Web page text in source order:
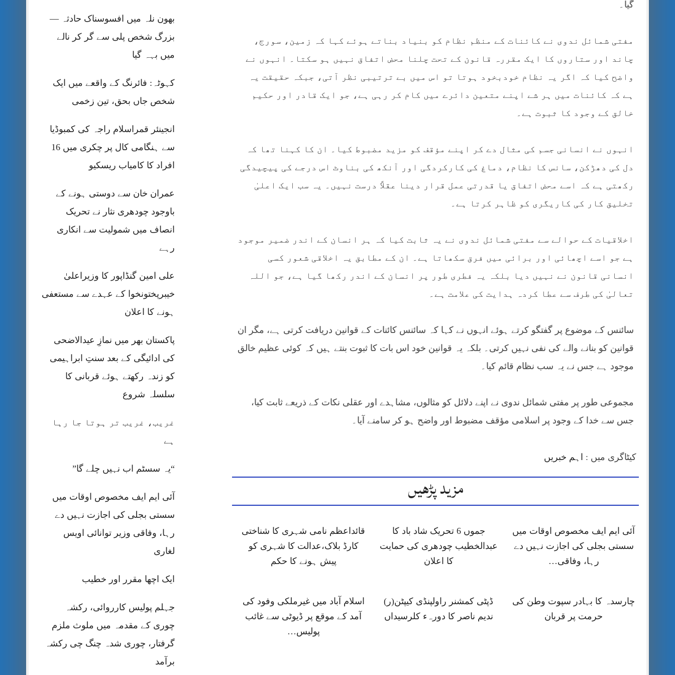
بھون نلہ میں افسوسناک حادثہ —
بزرگ شخص پلی سے گر کر نالے
میں بہہ گیا
کہوٹہ: فائرنگ کے واقعے میں ایک
شخص جاں بحق، تین زخمی
انجینئر قمراسلام راجہ کی کمبوڈیا
سے ہنگامی کال پر چکری میں 16
افراد کا کامیاب ریسکیو
عمران خان سے دوستی ہونے کے
باوجود چودھری نثار نے تحریک
انصاف میں شمولیت سے انکاری
رہے
علی امین گنڈاپور کا وزیراعلیٰ
خیبرپختونخوا کے عہدے سے مستعفی
ہونے کا اعلان
پاکستان بھر میں نمازِ عیدالاضحی
کی ادائیگی کے بعد سنتِ ابراہیمی
کو زندہ رکھتے ہوئے قربانی کا
سلسلہ شروع
غریب، غریب تر ہوتا جا رہا
ہے
“یہ سسٹم اب نہیں چلے گا”
آئی ایم ایف مخصوص اوقات میں
سستی بجلی کی اجازت نہیں دے
رہا، وفاقی وزیر توانائی اویس
لغاری
ایک اچھا مقرر اور خطیب
جہلم پولیس کارروائی، رکشہ
چوری کے مقدمہ میں ملوث ملزم
گرفتار، چوری شدہ چنگ چی رکشہ
برآمد
گیا۔
مفتی شمائل ندوی نے کائنات کے منظم نظام کو بنیاد بناتے ہوئے کہا کہ زمین، سورج،
چاند اور ستاروں کا ایک مقررہ قانون کے تحت چلنا محض اتفاق نہیں ہو سکتا۔ انہوں نے
واضح کیا کہ اگر یہ نظام خودبخود ہوتا تو اس میں بے ترتیبی نظر آتی، جبکہ حقیقت یہ
ہے کہ کائنات میں ہر شے اپنے متعین دائرے میں کام کر رہی ہے، جو ایک قادر اور حکیم
خالق کے وجود کا ثبوت ہے۔
انہوں نے انسانی جسم کی مثال دے کر اپنے مؤقف کو مزید مضبوط کیا۔ ان کا کہنا تھا کہ
دل کی دھڑکن، سانس کا نظام، دماغ کی کارکردگی اور آنکھ کی بناوٹ اس درجے کی پیچیدگی
رکھتی ہے کہ اسے محض اتفاق یا قدرتی عمل قرار دینا عقلاً درست نہیں۔ یہ سب ایک اعلیٰ
تخلیق کار کی کاریگری کو ظاہر کرتا ہے۔
اخلاقیات کے حوالے سے مفتی شمائل ندوی نے یہ ثابت کیا کہ ہر انسان کے اندر ضمیر موجود
ہے جو اسے اچھائی اور برائی میں فرق سکھاتا ہے۔ ان کے مطابق یہ اخلاقی شعور کسی
انسانی قانون نے نہیں دیا بلکہ یہ فطری طور پر انسان کے اندر رکھا گیا ہے، جو اللہ
تعالیٰ کی طرف سے عطا کردہ ہدایت کی علامت ہے۔
سائنس کے موضوع پر گفتگو کرتے ہوئے انہوں نے کہا کہ سائنس کائنات کے قوانین دریافت کرتی ہے، مگر ان
قوانین کو بنانے والے کی نفی نہیں کرتی۔ بلکہ یہ قوانین خود اس بات کا ثبوت بنتے ہیں کہ کوئی عظیم خالق
موجود ہے جس نے یہ سب نظام قائم کیا۔
مجموعی طور پر مفتی شمائل ندوی نے اپنے دلائل کو مثالوں، مشاہدے اور عقلی نکات کے ذریعے ثابت کیا،
جس سے خدا کے وجود پر اسلامی مؤقف مضبوط اور واضح ہو کر سامنے آیا۔
کیٹاگری میں : اہم خبریں
مزید پڑھیں
آئی ایم ایف مخصوص اوقات میں
سستی بجلی کی اجازت نہیں دے
رہا، وفاقی…
جموں 6 تحریک شاد باد کا
عبدالخطیب چودھری کی حمایت
کا اعلان
قائداعظم نامی شہری کا شناختی
کارڈ بلاک،عدالت کا شہری کو
پیش ہونے کا حکم
چارسدہ کا بہادر سپوت وطن کی
حرمت پر قربان
ڈپٹی کمشنر راولپنڈی کیپٹن(ر)
ندیم ناصر کا دورہء کلرسیداں
اسلام آباد میں غیرملکی وفود کی
آمد کے موقع پر ڈیوٹی سے غائب
پولیس…